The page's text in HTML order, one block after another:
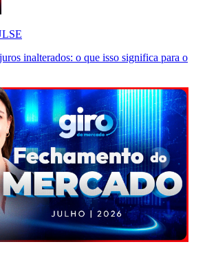
inalterados: o que isso significa para o